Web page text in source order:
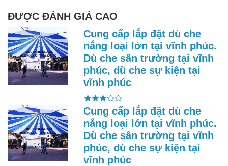
ĐƯỢC ĐÁNH GIÁ CAO
Cung cấp lắp đặt dù che
nắng loại lớn tại vĩnh phúc.
Dù che sân trường tại vĩnh
phúc, dù che sự kiện tại
vĩnh phúc
Cung cấp lắp đặt dù che
nắng loại lớn tại vĩnh phúc.
Dù che sân trường tại vĩnh
phúc, dù che sự kiện tại
vĩnh phúc